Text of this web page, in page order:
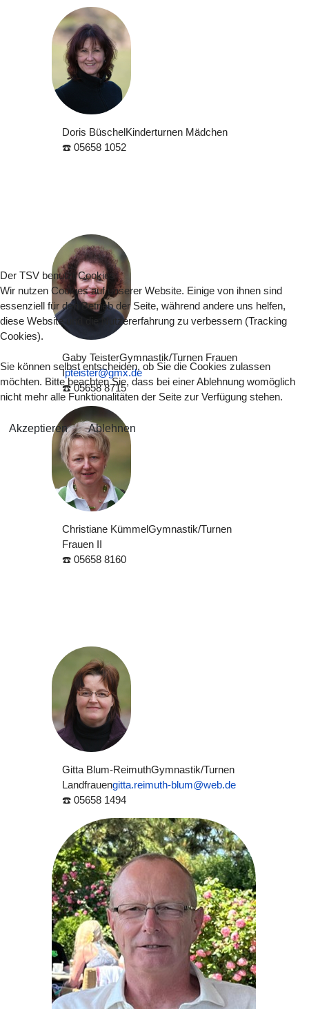
Doris BüschelKinderturnen Mädchen
☎️ 05658 1052
Gaby TeisterGymnastik/Turnen Frauen
Ipteister@gmx.de
☎️ 05658 8715
Christiane KümmelGymnastik/Turnen
Frauen II
☎️ 05658 8160
Gitta Blum-ReimuthGymnastik/Turnen
Landfrauengitta.reimuth-blum@web.de
☎️ 05658 1494
Der TSV benutzt Cookies
Wir nutzen Cookies auf unserer Website. Einige von ihnen sind
essenziell für den Betrieb der Seite, während andere uns helfen,
diese Website und die Nutzererfahrung zu verbessern (Tracking
Cookies).
Sie können selbst entscheiden, ob Sie die Cookies zulassen
möchten. Bitte beachten Sie, dass bei einer Ablehnung womöglich
nicht mehr alle Funktionalitäten der Seite zur Verfügung stehen.
Akzeptieren Ablehnen